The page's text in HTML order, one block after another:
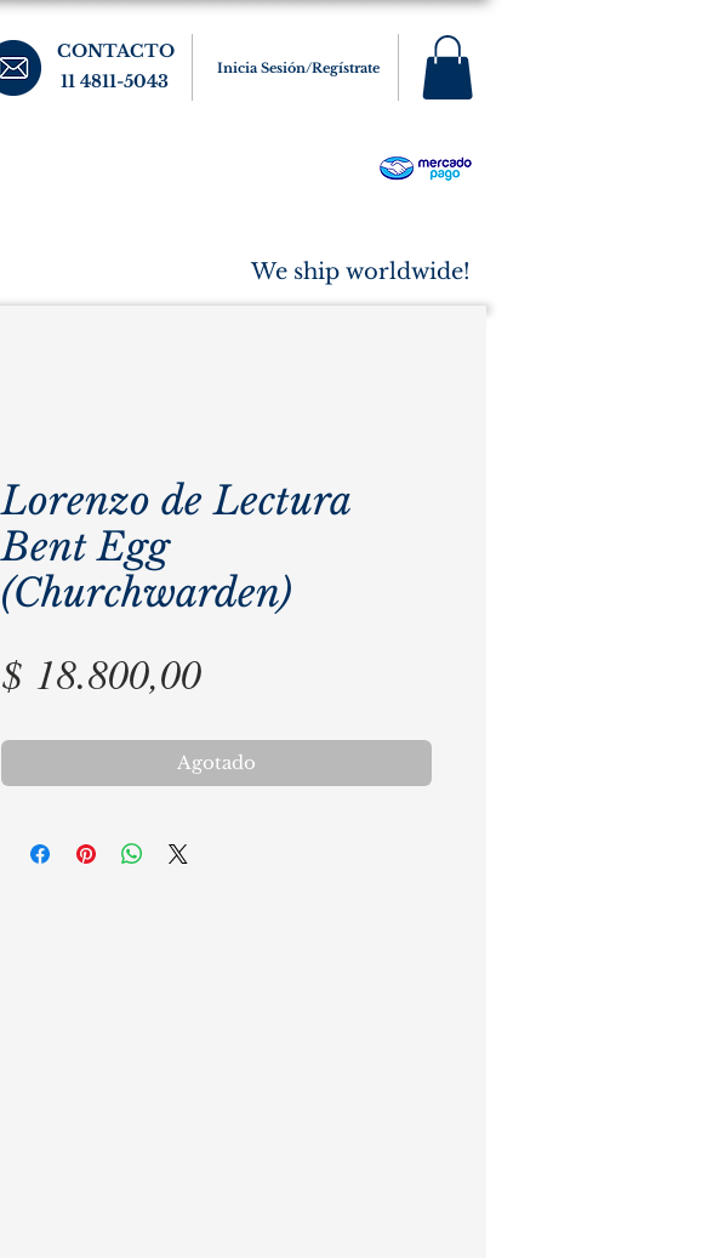
CONTACTO
11 4811-5043
Inicia Sesión/Regístrate
We ship worldwide!
Lorenzo de Lectura
Bent Egg
(Churchwarden)
$ 18.800,00Precio
Agotado